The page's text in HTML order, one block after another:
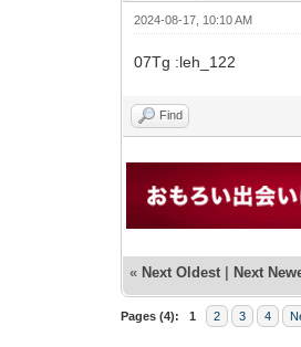
2024-08-17, 10:10 AM
07Tg :leh_122
Find
« Next Oldest | Next
Pages (4): 1 2 3 4